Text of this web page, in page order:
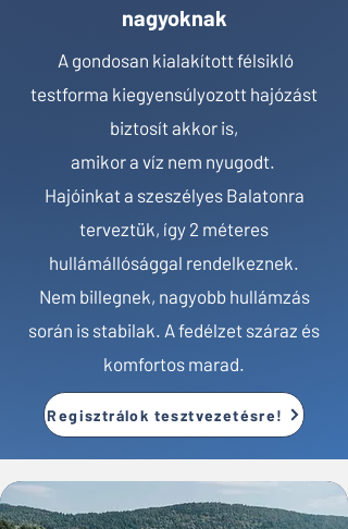
nagyoknak
A gondosan kialakított félsikló
testforma kiegyensúlyozott hajózást
biztosít akkor is,
amikor a víz nem nyugodt.
Hajóinkat a szeszélyes Balatonra
terveztük, így 2 méteres
hullámállósággal rendelkeznek.
Nem billegnek, nagyobb hullámzás
során is stabilak. A fedélzet száraz és
komfortos marad.
Regisztrálok tesztvezetésre!